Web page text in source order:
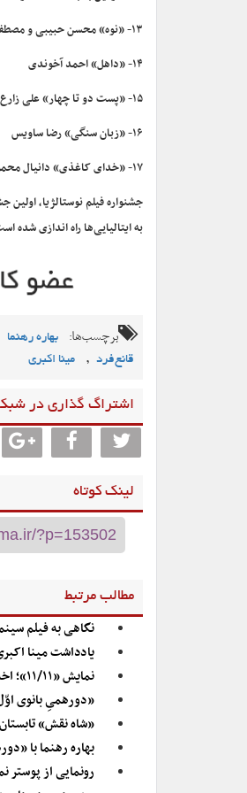
۱۳- «نوه» محسن حبیبی و مصطفی دریادار
۱۴- «داهل» احمد آخوندی
۱۵- «پست دو تا چهار» علی زارع کار
۱۶- «زبان سنگی» رضا ساویس
۱۷- «خدای کاغذی» دانیال محمود نیا
جشنواره فیلم نوستالژیا،
به ایتالیایی‌ها راه اندازی شده است و در ۲ بخش رقابتی کوتاه و بلند، به دبیری محمد
برچسب‌ها: بهاره رهنما
قانع‌فرد , مینا اکبری
اشتراگ گذاری در
لینک کوتاه
مطالب مرتبط
نگاهی به فیلم
یادداشت مینا
نمایش «۱۱/۱۱»؛ اخلاقِ فردی در برابر فاجعه‌ی جمعی
«دورهمیِ بانوی
«شاه نقش»
بهاره رهنما با
رونمایی از